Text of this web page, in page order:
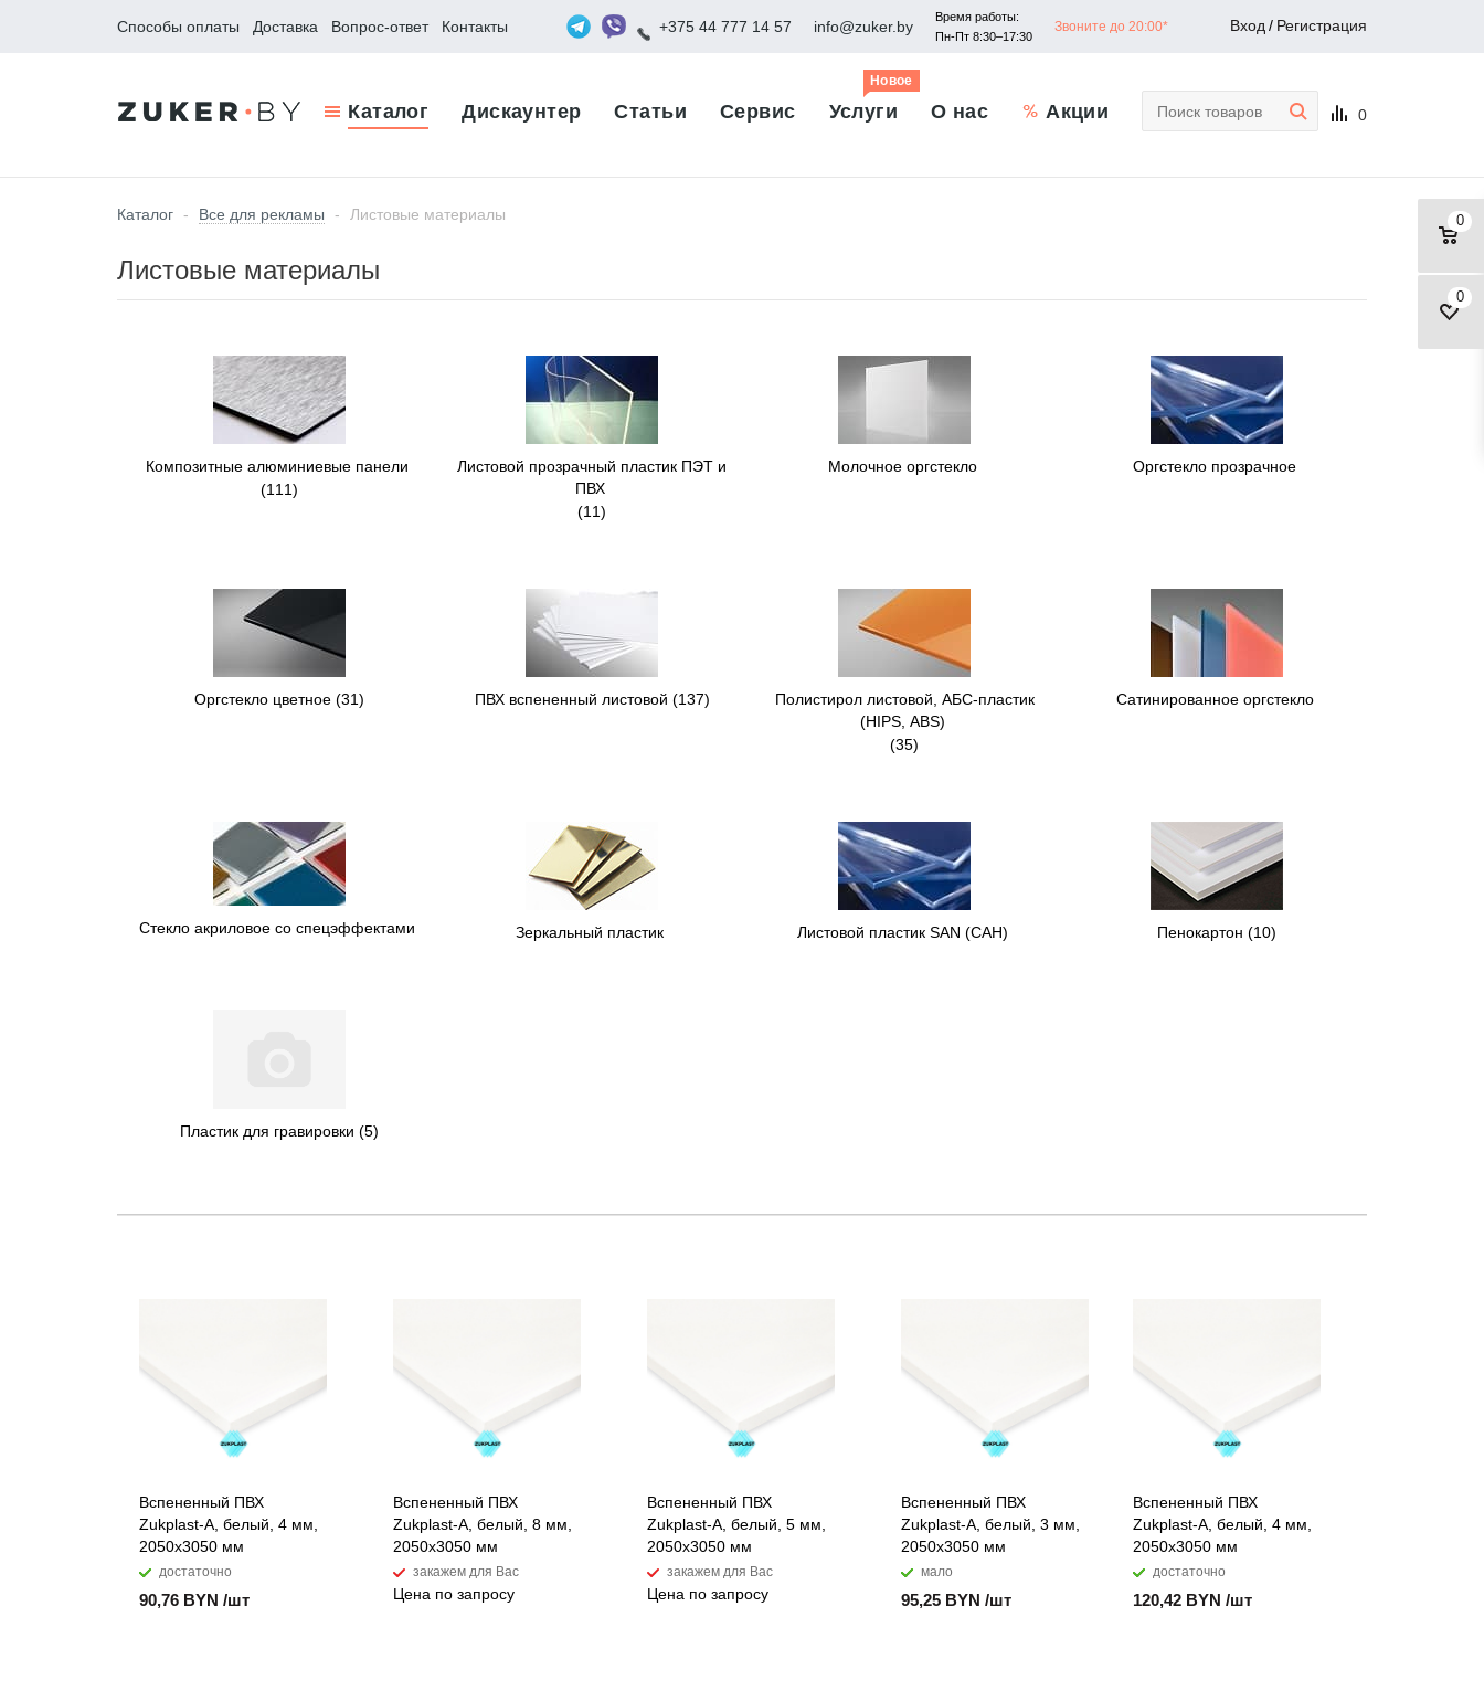
Способы оплаты Доставка Вопрос-ответ Контакты +375 44 777 14 57 info@zuker.by
Время работы:
Пн-Пт 8:30–17:30
Звоните до 20:00* Вход / Регистрация
Каталог Дискаунтер Статьи Сервис Услуги
Новое
О нас Акции 0
0
0
Каталог - Все для рекламы - Листовые материалы
Листовые материалы
Композитные алюминиевые панели
(111)
Листовой прозрачный пластик ПЭТ и
ПВХ
(11)
Молочное оргстекло Оргстекло прозрачное
Оргстекло цветное(31) ПВХ вспененный листовой (137)
Полистирол листовой, АБС-пластик
(HIPS, ABS)
(35)
Сатинированное оргстекло
Стекло акриловое со спецэффектами Зеркальный пластик Листовой пластик SAN (САН) Пенокартон(10)
Пластик для гравировки(5)
Вспененный ПВХ
Zukplast-A, белый, 4 мм,
2050x3050 мм
достаточно
90,76 BYN /шт
Вспененный ПВХ
Zukplast-A, белый, 8 мм,
2050х3050 мм
закажем для Вас
Цена по запросу
Вспененный ПВХ
Zukplast-A, белый, 5 мм,
2050х3050 мм
закажем для Вас
Цена по запросу
Вспененный ПВХ
Zukplast-A, белый, 3 мм,
2050х3050 мм
мало
95,25 BYN /шт
Вспененный ПВХ
Zukplast-A, белый, 4 мм,
2050х3050 мм
достаточно
120,42 BYN /шт